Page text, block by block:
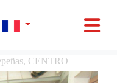
CENTRO